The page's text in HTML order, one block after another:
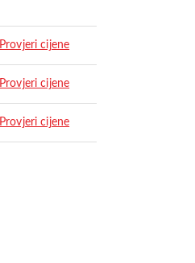
Provjeri cijene
Provjeri cijene
Provjeri cijene